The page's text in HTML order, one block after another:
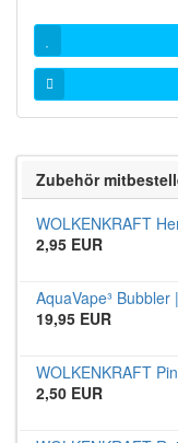
Zubehör
WOLKENKRAFT
2,95 EUR
AquaVape³
19,95 EUR
WOLKENKRAFT
2,50 EUR